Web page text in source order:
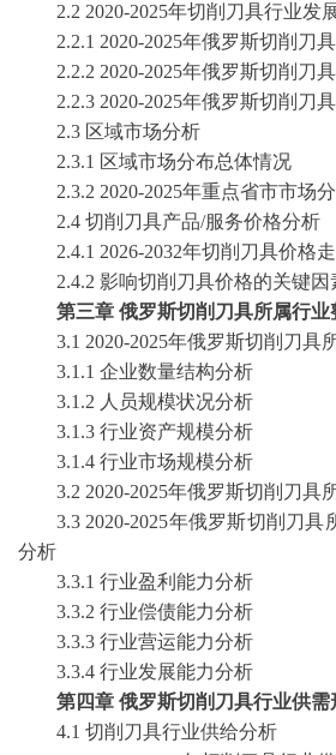
2.2 2020-2025年切削刀具行业发
2.2.1 2020-2025年俄罗斯切削刀具
2.2.2 2020-2025年俄罗斯切削刀具
2.2.3 2020-2025年俄罗斯切削刀具
2.3 区域市场分析
2.3.1 区域市场分布总体情况
2.3.2 2020-2025年重点省市市场
2.4 切削刀具产品/服务价格分析
2.4.1 2026-2032年切削刀具价格
2.4.2 影响切削刀具价格的关键因
第三章 俄罗斯切削刀具所属行
3.1 2020-2025年俄罗斯切削刀具
3.1.1 企业数量结构分析
3.1.2 人员规模状况分析
3.1.3 行业资产规模分析
3.1.4 行业市场规模分析
3.2 2020-2025年俄罗斯切削刀具
3.3 2020-2025年俄罗斯切削刀具
分析
3.3.1 行业盈利能力分析
3.3.2 行业偿债能力分析
3.3.3 行业营运能力分析
3.3.4 行业发展能力分析
第四章 俄罗斯切削刀具行业供需
4.1 切削刀具行业供给分析